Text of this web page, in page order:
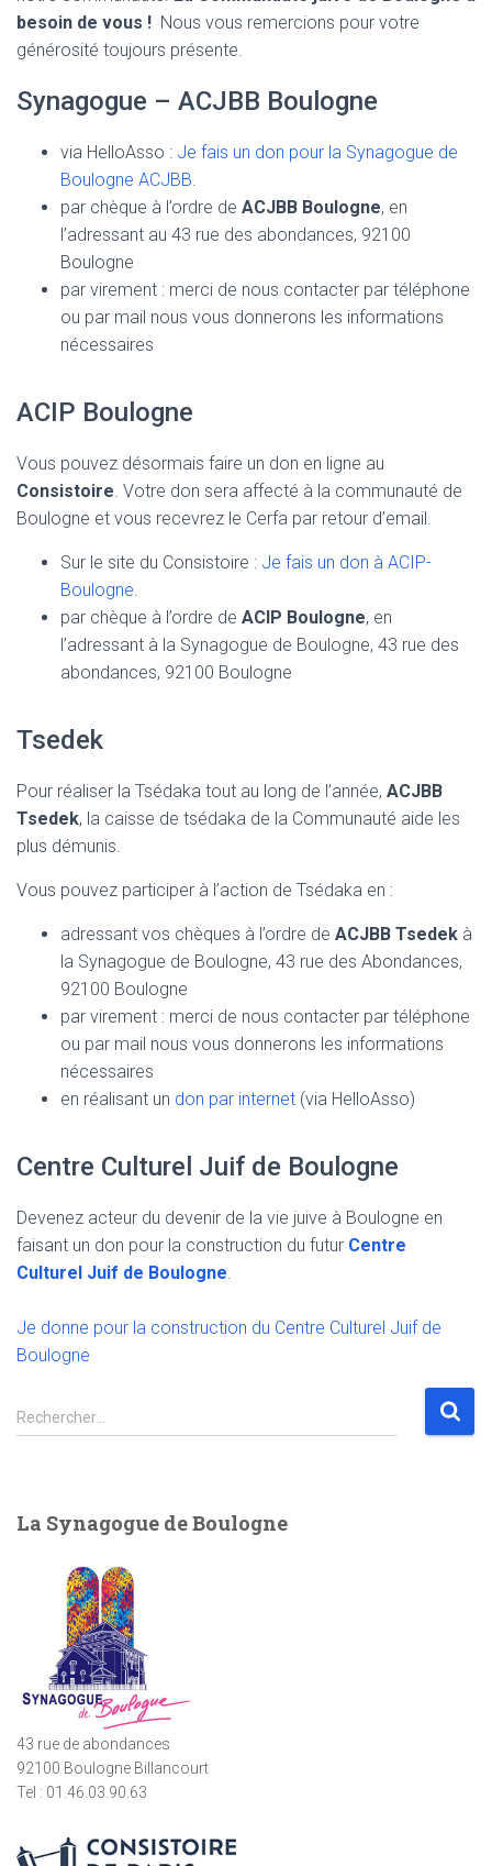
ok
p
p
besoin de vous ! Nous vous remercions pour votre
générosité toujours présente.
Synagogue – ACJBB Boulogne
via HelloAsso : Je fais un don pour la Synagogue de
Boulogne ACJBB.
par chèque à l’ordre de ACJBB Boulogne, en
l’adressant au 43 rue des abondances, 92100
Boulogne
par virement : merci de nous contacter par téléphone
ou par mail nous vous donnerons les informations
nécessaires
ACIP Boulogne
Vous pouvez désormais faire un don en ligne au
Consistoire. Votre don sera affecté à la communauté de
Boulogne et vous recevrez le Cerfa par retour d’email.
Sur le site du Consistoire : Je fais un don à ACIP-
Boulogne.
par chèque à l’ordre de ACIP Boulogne, en
l’adressant à la Synagogue de Boulogne, 43 rue des
abondances, 92100 Boulogne
Tsedek
Pour réaliser la Tsédaka tout au long de l’année, ACJBB
Tsedek, la caisse de tsédaka de la Communauté aide les
plus démunis.
Vous pouvez participer à l’action de Tsédaka en :
adressant vos chèques à l’ordre de ACJBB Tsedek à
la Synagogue de Boulogne, 43 rue des Abondances,
92100 Boulogne
par virement : merci de nous contacter par téléphone
ou par mail nous vous donnerons les informations
nécessaires
en réalisant un don par internet (via HelloAsso)
Centre Culturel Juif de Boulogne
Devenez acteur du devenir de la vie juive à Boulogne en
faisant un don pour la construction du futur Centre
Culturel Juif de Boulogne.
Je donne pour la construction du Centre Culturel Juif de
Boulogne
R
e
r
Rechercher…
La Synagogue de Boulogne
43 rue de abondances
92100 Boulogne Billancourt
Tel : 01.46.03.90.63